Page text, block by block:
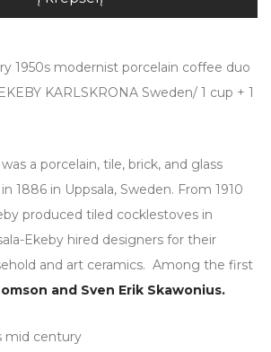
1950s modernist porcelain coffee duo
KARLSKRONA Sweden/ 1 cup + 1
was a porcelain, tile, brick, and glass
1886 in Uppsala, Sweden. From 1910
produced tiled cocklestoves in
Ekeby hired designers for their
and art ceramics. Among the first
and Sven Erik Skawonius.
mid century